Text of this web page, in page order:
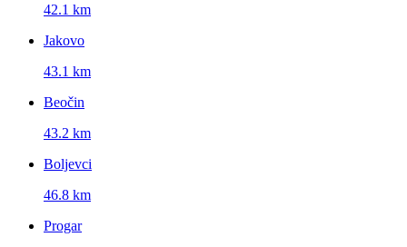
42.1 km
Jakovo
43.1 km
Beočin
43.2 km
Boljevci
46.8 km
Progar